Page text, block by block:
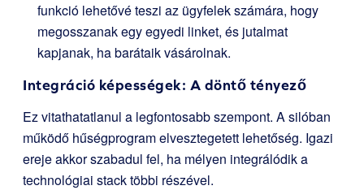
funkció lehetővé teszi az ügyfelek számára, hogy
megosszanak egy egyedi linket, és jutalmat
kapjanak, ha barátaik vásárolnak.
Integráció képességek: A döntő tényező
Ez vitathatatlanul a legfontosabb szempont. A silóban
működő hűségprogram elvesztegetett lehetőség. Igazi
ereje akkor szabadul fel, ha mélyen integrálódik a
technológiai stack többi részével.